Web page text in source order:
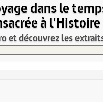
dans le
à l'Histoire
et découvrez les